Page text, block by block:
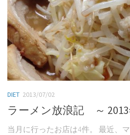
DIET 2013/07/02
ラーメン放浪記 ～ 2013
当月に行ったお店は4件。 最近、